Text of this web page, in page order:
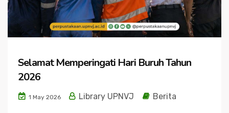
Selamat Memperingati Hari Buruh Tahun
2026
1 May 2026 Library UPNVJ Berita